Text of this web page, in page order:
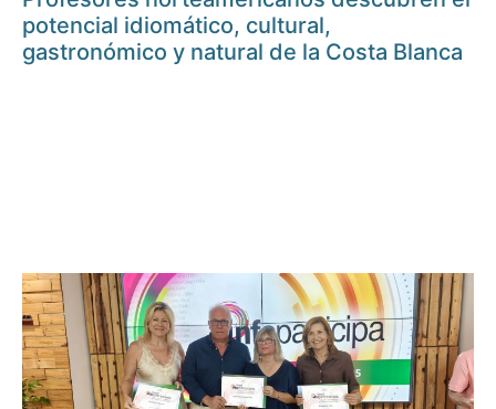
potencial idiomático, cultural,
gastronómico y natural de la Costa Blanca